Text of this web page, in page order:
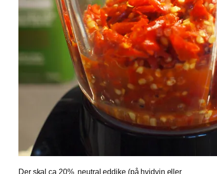
Der skal ca 20% neutral eddike (på hvidvin eller